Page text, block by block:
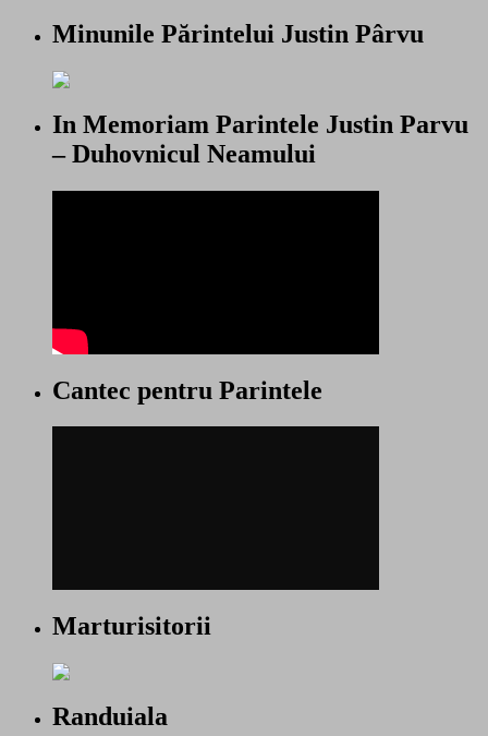
Minunile Părintelui Justin Pârvu
In Memoriam Parintele Justin Parvu
– Duhovnicul Neamului
Cantec pentru Parintele
Marturisitorii
Randuiala